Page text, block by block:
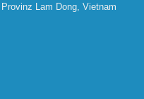
Lam Dong, Vietnam